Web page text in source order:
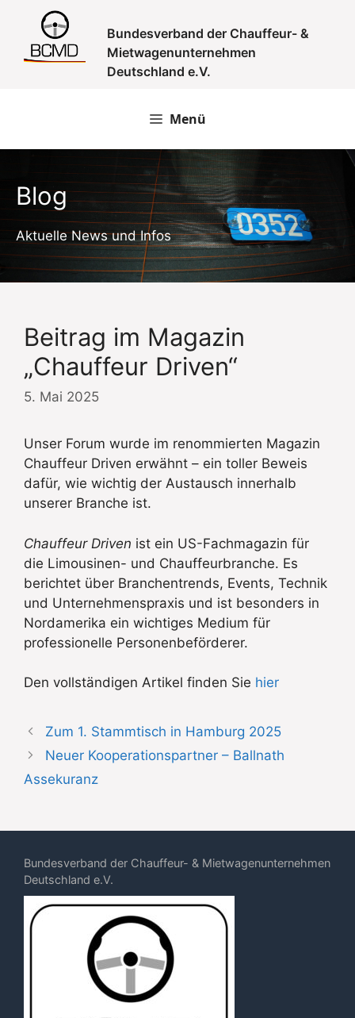
springen
Bundesverband der Chauffeur- &
Mietwagenunternehmen
Deutschland e.V.
Menü
Blog
Aktuelle News und Infos
Beitrag im Magazin
„Chauffeur Driven“
5. Mai 2025
Unser Forum wurde im renommierten Magazin
Chauffeur Driven erwähnt – ein toller Beweis
dafür, wie wichtig der Austausch innerhalb
unserer Branche ist.
Chauffeur Driven ist ein US-Fachmagazin für
die Limousinen- und Chauffeurbranche. Es
berichtet über Branchentrends, Events, Technik
und Unternehmenspraxis und ist besonders in
Nordamerika ein wichtiges Medium für
professionelle Personenbeförderer.
Den vollständigen Artikel finden Sie hier
Zum 1. Stammtisch in Hamburg 2025
Neuer Kooperationspartner – Ballnath
Assekuranz
Bundesverband der Chauffeur- & Mietwagenunternehmen
Deutschland e.V.